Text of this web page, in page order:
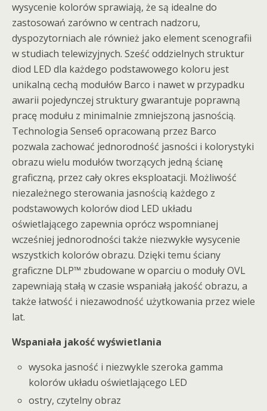
wysycenie kolorów sprawiają, że są idealne do
zastosowań zarówno w centrach nadzoru,
dyspozytorniach ale również jako element scenografii
w studiach telewizyjnych. Sześć oddzielnych struktur
diod LED dla każdego podstawowego koloru jest
unikalną cechą modułów Barco i nawet w przypadku
awarii pojedynczej struktury gwarantuje poprawną
pracę modułu z minimalnie zmniejszoną jasnością.
Technologia Sense6 opracowaną przez Barco
pozwala zachować jednorodność jasności i kolorystyki
obrazu wielu modułów tworzących jedną ścianę
graficzną, przez cały okres eksploatacji. Możliwość
niezależnego sterowania jasnością każdego z
podstawowych kolorów diod LED układu
oświetlającego zapewnia oprócz wspomnianej
wcześniej jednorodności także niezwykłe wysycenie
wszystkich kolorów obrazu. Dzięki temu ściany
graficzne DLP™ zbudowane w oparciu o moduły OVL
zapewniają stałą w czasie wspaniałą jakość obrazu, a
także łatwość i niezawodność użytkowania przez wiele
lat.
Wspaniała jakość wyświetlania
wysoka jasność i niezwykle szeroka gamma
kolorów układu oświetlającego LED
ostry, czytelny obraz